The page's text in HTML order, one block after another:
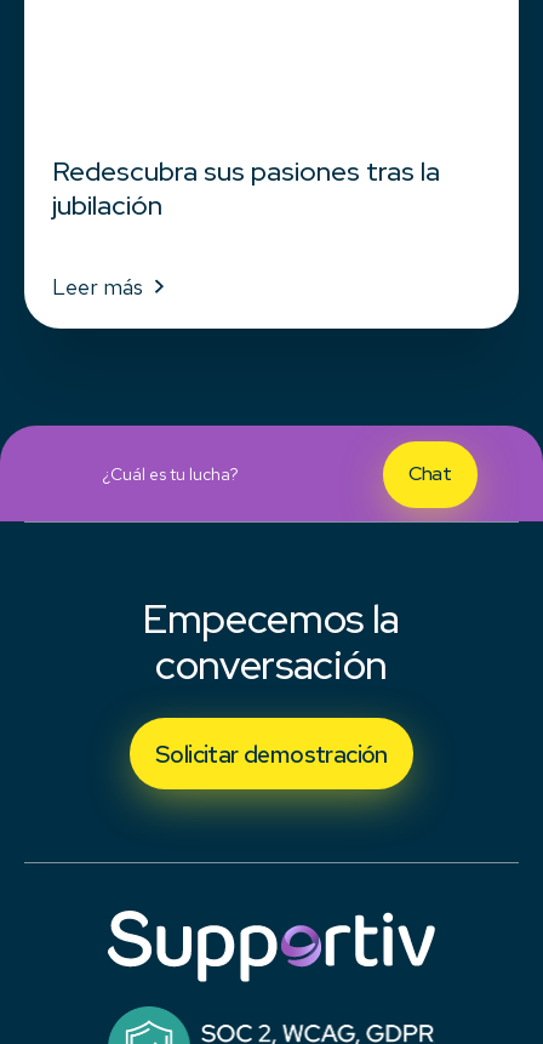
Redescubra sus pasiones tras la
jubilación
Leer más
¿Cuál es tu lucha? Chat
Empecemos la
conversación
Solicitar demostración